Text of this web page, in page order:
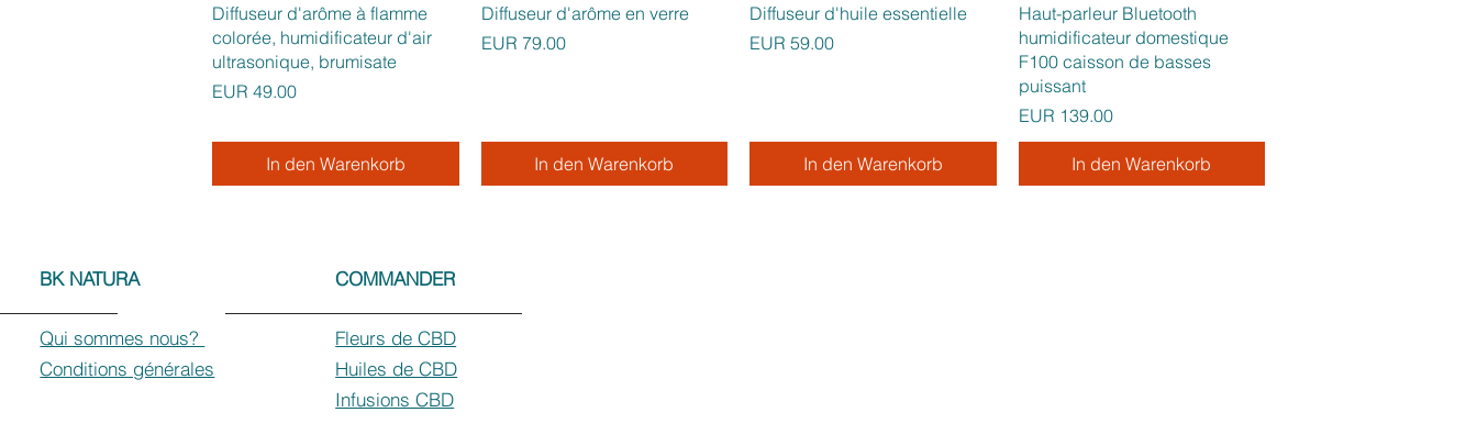
Schnellansicht
Diffuseur d'arôme à flamme
colorée, humidificateur d'air
ultrasonique, brumisate
Preis
EUR 49.00
In den Warenkorb
Schnellansicht
Diffuseur d'arôme en verre
Preis
EUR 79.00
In den Warenkorb
Schnellansicht
Diffuseur d'huile essentielle
Preis
EUR 59.00
In den Warenkorb
Schnellansicht
Haut-parleur Bluetooth
humidificateur domestique
F100 caisson de basses
puissant
Preis
EUR 139.00
In den Warenkorb
BK NATURA
Qui sommes nous?
Conditions générales
COMMANDER
Fleurs de CBD
Huiles de CBD
Infusions CBD